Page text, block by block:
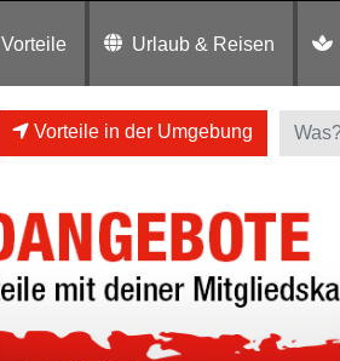
Vorteile Urlaub & Reisen
Vorteile in der Umgebung